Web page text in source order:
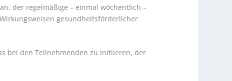
der regelmäßige – einmal wöchentlich –
gesundheitsförderlicher
bei den Teilnehmenden zu initiieren, der